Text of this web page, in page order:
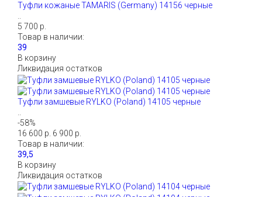
Туфли кожаные TAMARIS (Germany) 14156 черные
..
5 700 р.
Товар в наличии:
В корзину
Ликвидация остатков
Туфли замшевые RYLKO (Poland) 14105 черные
-58%
16 600 р. 6 900 р.
Товар в наличии:
В корзину
Ликвидация остатков